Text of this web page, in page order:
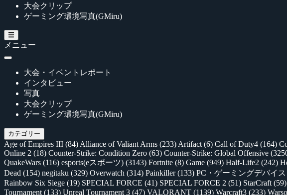
大会クリップ
ゲーミング環境写真(GMiru)
メニュー
大会・イベントレポート
インタビュー
写真
大会クリップ
ゲーミング環境写真(GMiru)
カテゴリー
Age of Empires III (84) Alliance of Valiant Arms (233) Artifact (6) Call of Duty4 (164)
Online 2 (18) Counter-Strike: Condition Zero (63) Counter-Strike: Global Offensive
QuakeWars (116) esports(eスポーツ) (3143) Fortnite (8) Game (949) Half-Life2 (242)
Dead (154) negitaku (329) Overwatch (314) Painkiller(133) PC・ゲーミングデバイス
Rainbow Six Siege (19) SPECIAL FORCE (41) SPECIAL FORCE 2 (51) StarCraft (59)
Tournament (133) Unreal Tournament 3 (47) VALORANT (1139) Warcraft3 (233)